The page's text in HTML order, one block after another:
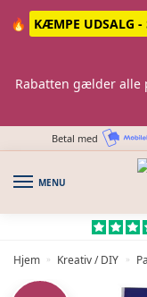
🔥
KÆMPE UDSALG
Rabatten gælder
Betal med
MENU
Hjem » Kreativ / DIY »